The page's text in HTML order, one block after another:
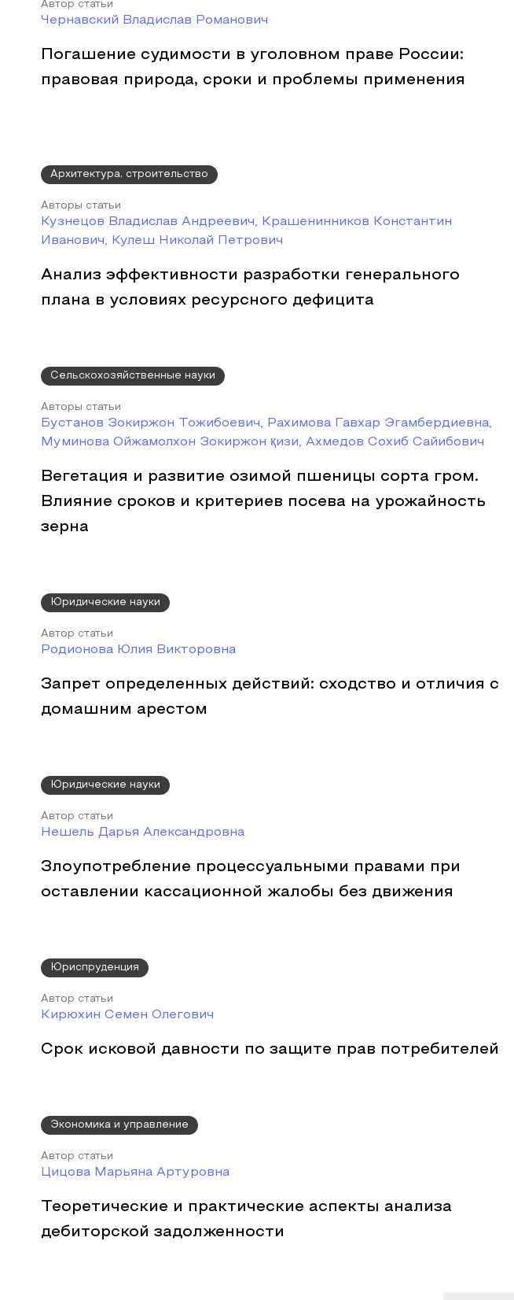
Автор статьи
Чернавский Владислав Романович
Погашение судимости в уголовном праве России:
правовая природа, сроки и проблемы применения
Архитектура, строительство
Авторы статьи
Кузнецов Владислав Андреевич, Крашенинников Константин
Иванович, Кулеш Николай Петрович
Анализ эффективности разработки генерального
плана в условиях ресурсного дефицита
Сельскохозяйственные науки
Авторы статьи
Бустанов Зокиржон Тожибоевич, Рахимова Гавхар Эгамбердиевна,
Муминова Ойжамолхон Зокиржон қизи, Ахмедов Сохиб Сайибович
Вегетация и развитие озимой пшеницы сорта гром.
Влияние сроков и критериев посева на урожайность
зерна
Юридические науки
Автор статьи
Родионова Юлия Викторовна
Запрет определенных действий: сходство и отличия с
домашним арестом
Юридические науки
Автор статьи
Нешель Дарья Александровна
Злоупотребление процессуальными правами при
оставлении кассационной жалобы без движения
Юриспруденция
Автор статьи
Кирюхин Семен Олегович
Срок исковой давности по защите прав потребителей
Экономика и управление
Автор статьи
Цицова Марьяна Артуровна
Теоретические и практические аспекты анализа
дебиторской задолженности